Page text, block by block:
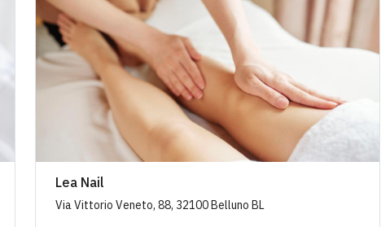
Lea Nail
Via Vittorio Veneto, 88, 32100 Belluno BL